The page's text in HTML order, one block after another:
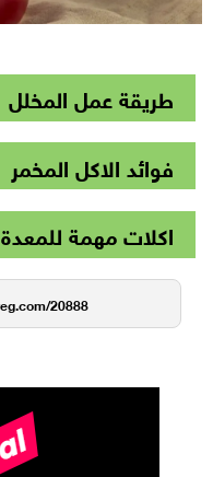
طريقة عمل المخلل
فوائد الاكل المخمر
اكلات مهمة للمعدة